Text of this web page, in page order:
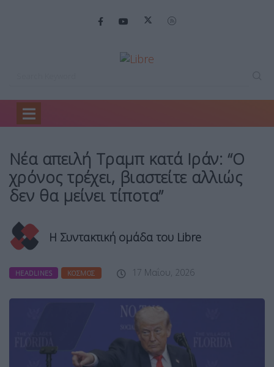
Home
Νέα απειλή Τραμπ κατά Ιράν: “Ο
χρόνος τρέχει, βιαστείτε αλλιώς
δεν θα μείνει τίποτα”
Η Συντακτική ομάδα του Libre
HEADLINES ΚΌΣΜΟΣ 17 Μαΐου, 2026